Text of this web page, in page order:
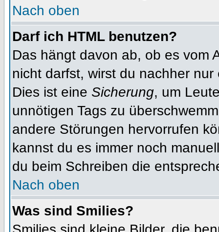
Nach oben
Darf ich HTML benutzen?
Das hängt davon ab, ob es vom
nicht darfst, wirst du nachher
Dies ist eine Sicherung, um
unnötigen Tags zu
andere Störungen hervorrufen
kannst du es immer noch
du beim Schreiben die
Nach oben
Was sind Smilies?